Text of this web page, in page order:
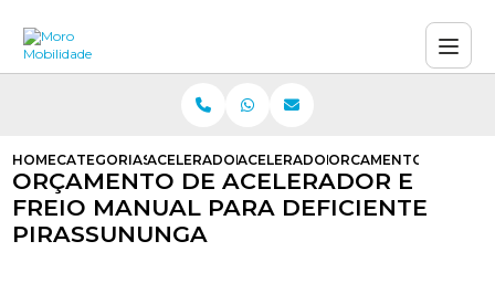
HOMECATEGORIASACELERADORES E FREIOS MANUAIS
ACELERADOR E FREIO MANUAL
ORCAMENTO DE
ORÇAMENTO DE ACELERADOR E
FREIO MANUAL PARA DEFICIENTE
PIRASSUNUNGA